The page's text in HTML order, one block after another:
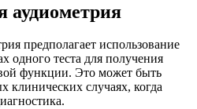
аудиометрия
предполагает использование
одного теста для получения
функции. Это может быть
клинических случаях, когда